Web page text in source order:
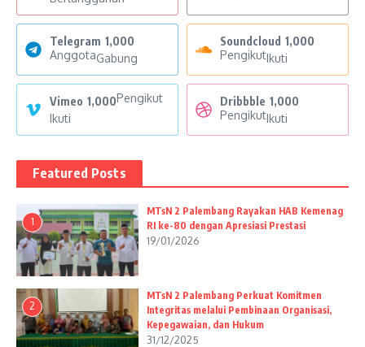
Telegram 1,000
AnggotaGabung
Soundcloud 1,000
PengikutIkuti
Vimeo 1,000Pengikut
Ikuti
Dribbble 1,000
PengikutIkuti
Featured Posts
1
MTsN 2 Palembang Rayakan HAB Kemenag
RI ke-80 dengan Apresiasi Prestasi
19/01/2026
2
MTsN 2 Palembang Perkuat Komitmen
Integritas melalui Pembinaan Organisasi,
Kepegawaian, dan Hukum
31/12/2025